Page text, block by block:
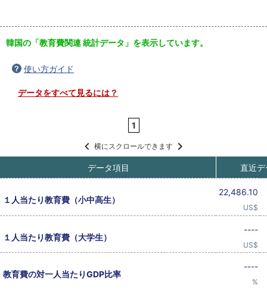
韓国の「教育費関連 統計データ」を表示しています。
使い方ガイド
データをすべて見るには？
1
横にスクロールできます
データ項目 直近デ
１人当たり教育費（小中高生）
22,486.10
US$
１人当たり教育費（大学生）
----
US$
教育費の対一人当たりGDP比率
----
%